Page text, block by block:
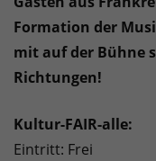
Formation der
mit auf der Bühne
Richtungen!
Kultur-FAIR-alle:
Eintritt: Frei